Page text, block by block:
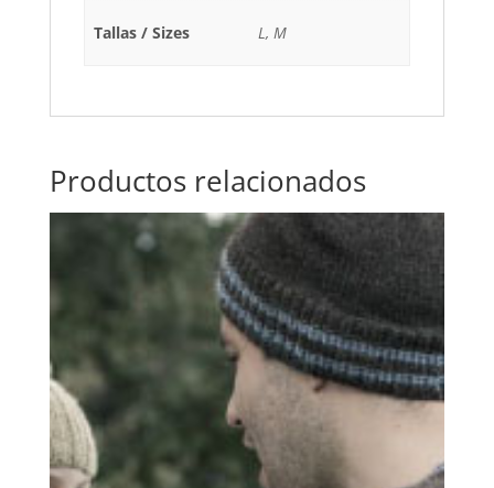
Tallas / Sizes L, M
Productos relacionados